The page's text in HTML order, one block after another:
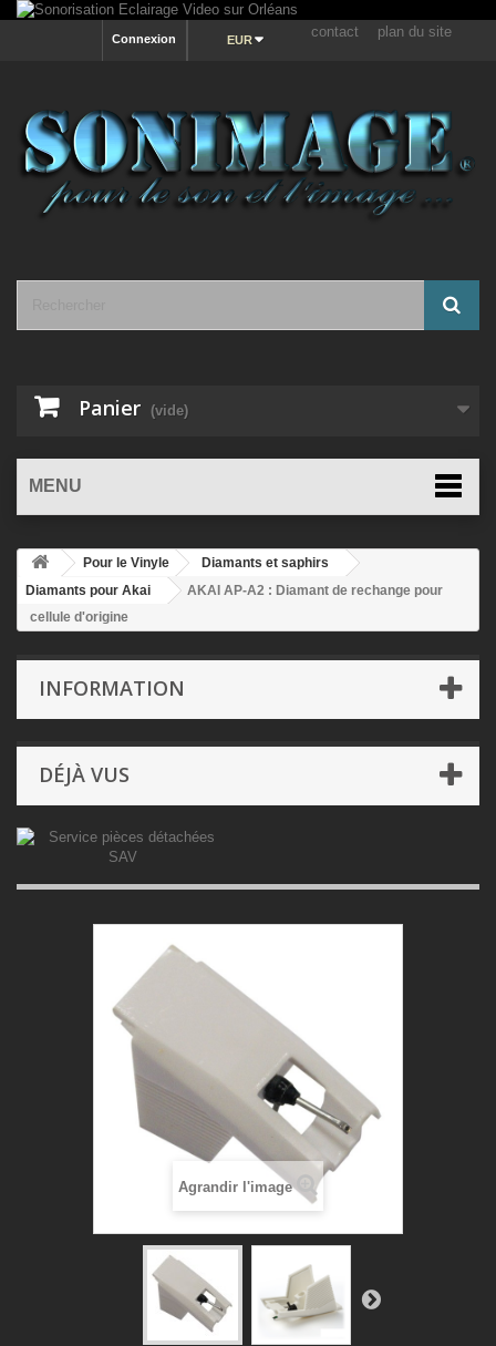
contact plan du site
EUR
Connexion
Panier (vide)
MENU
Pour le Vinyle
Diamants et saphirs
Diamants pour Akai
AKAI AP-A2 : Diamant de rechange pour
cellule d'origine
INFORMATION
DÉJÀ VUS
Agrandir l'image